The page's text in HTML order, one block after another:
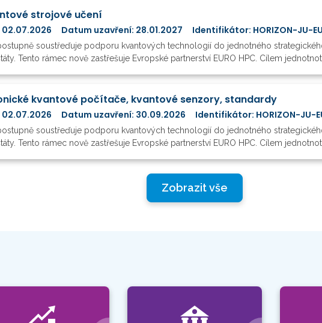
strojové učení
Datum uzavření: 28.01.2027 Identifikátor: HORIZON-JU-
soustřeďuje podporu kvantových technologií do jednotného
Tento rámec nově zastřešuje Evropské partnerství EURO HPC. Cílem
kvantové počítače, kvantové senzory, standardy
Datum uzavření: 30.09.2026 Identifikátor: HORIZON-JU-
soustřeďuje podporu kvantových technologií do jednotného
Tento rámec nově zastřešuje Evropské partnerství EURO HPC. Cílem
Zobrazit vše